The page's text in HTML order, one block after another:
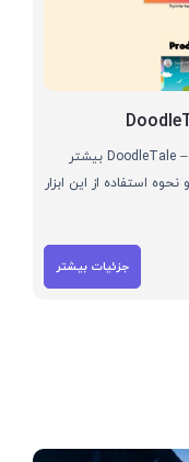
با هوش مصنوعی DoodleTale – AI Children Creativity App بیشتر
استفاده از این ابزار
جزئیات بیشتر